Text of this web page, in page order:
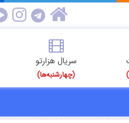
سریال هزارتو
(چهارشنبه‌ها)